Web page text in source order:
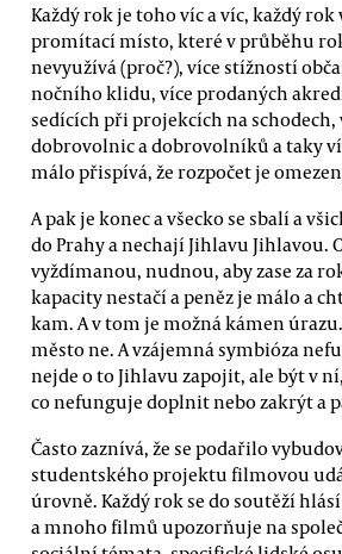
Každý rok je toho víc a víc, každý
promítací místo, které v průběhu
nevyužívá (proč?), více stížností
nočního klidu, více prodaných
sedících při projekcích na schodech,
dobrovolnic a dobrovolníků a taky
málo přispívá, že rozpočet je
A pak je konec a všecko se sbalí a
do Prahy a nechají Jihlavu Jihlavou.
vyždímanou, nudnou, aby zase za
kapacity nestačí a peněz je málo a
kam. A v tom je možná kámen
město ne. A vzájemná symbióza
nejde o to Jihlavu zapojit, ale být v
co nefunguje doplnit nebo zakrýt a
Často zaznívá, že se podařilo
studentského projektu filmovou
úrovně. Každý rok se do soutěží
a mnoho filmů upozorňuje na